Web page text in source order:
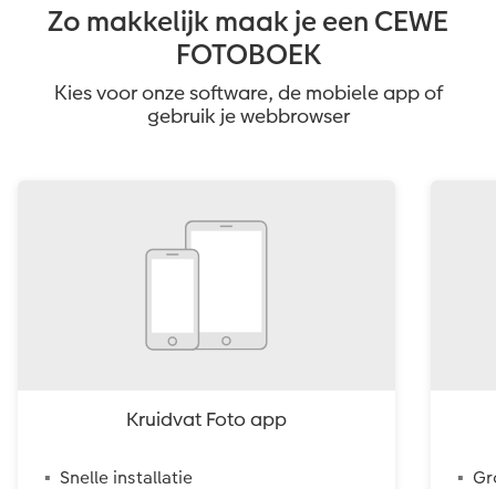
Zo makkelijk maak je een CEWE
FOTOBOEK
Kies voor onze software, de mobiele app of
gebruik je webbrowser
Kruidvat Foto app
Snelle installatie